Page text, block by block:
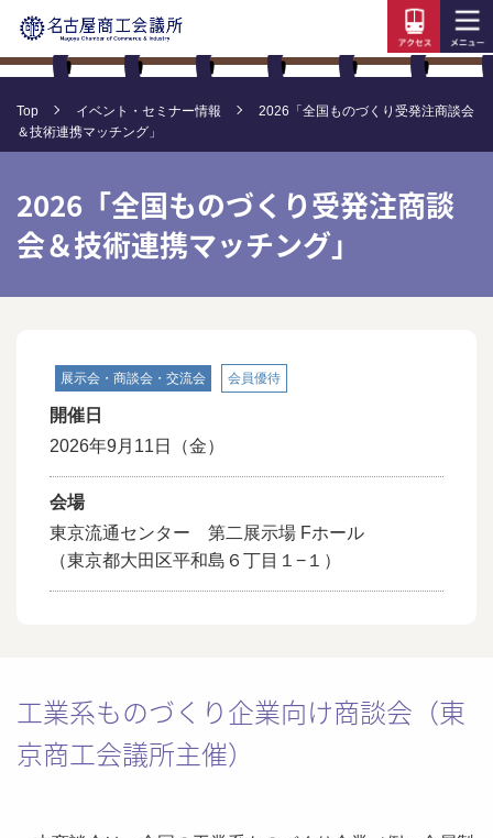
Top イベント・セミナー情報
2026「全国ものづくり受発注商談会
＆技術連携マッチング」
2026「全国ものづくり受発注商談
会＆技術連携マッチング」
展示会・商談会・交流会 会員優待
開催日
2026年9月11日
（金）
会場
東京流通センター 第二展示場 Fホール
（東京都大田区平和島６丁目１−１）
工業系ものづくり企業向け商談会（東
京商工会議所主催）